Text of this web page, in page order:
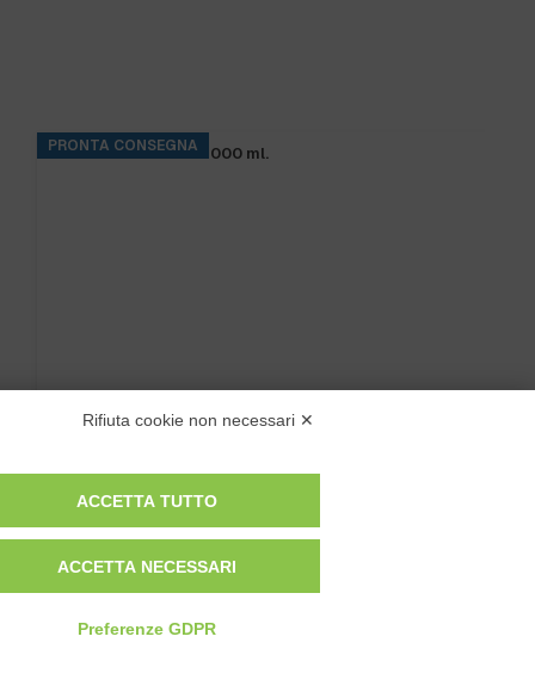
PRONTA CONSEGNA
LH INCOLORE 70 fl.1000 ml.
Rifiuta cookie non necessari ✕
ACCETTA TUTTO
ACCETTA NECESSARI
Preferenze GDPR